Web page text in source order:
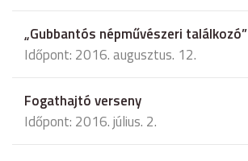
„Gubbantós népművészeri találkozó”
Időpont: 2016. augusztus. 12.
Fogathajtó verseny
Időpont: 2016. július. 2.